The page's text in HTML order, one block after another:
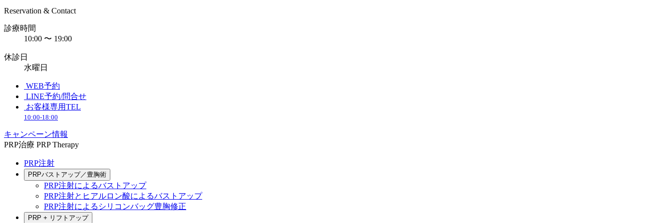
Reservation & Contact
診療時間
10:00 〜 19:00
休診日
水曜日
WEB予約
LINE予約/問合せ
お客様専用TEL
10:00-18:00
キャンペーン情報
PRP治療 PRP Therapy
PRP注射
PRPバストアップ／豊胸術
PRP注射によるバストアップ
PRP注射とヒアルロン酸によるバストアップ
PRP注射によるシリコンバッグ豊胸修正
PRP + リフトアップ